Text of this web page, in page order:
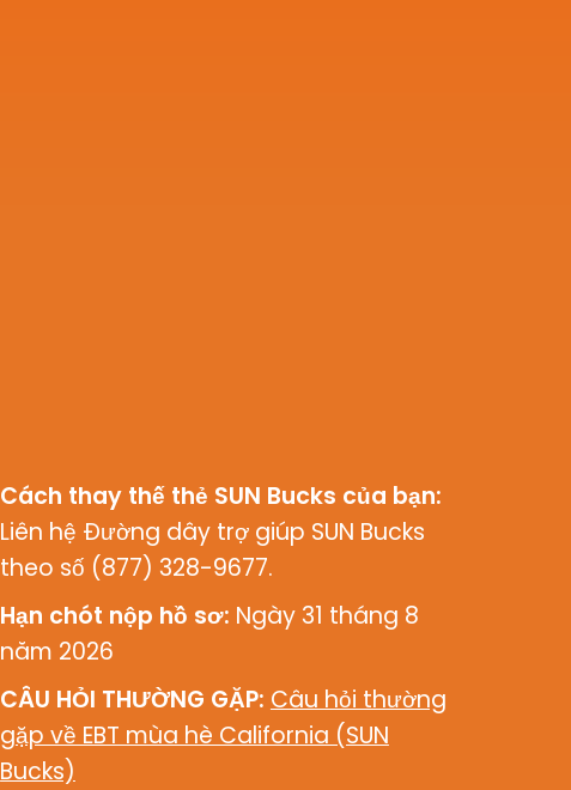
Cách thay thế thẻ SUN Bucks của bạn:
Liên hệ Đường dây trợ giúp SUN Bucks
theo số (877) 328-9677.
Hạn chót nộp hồ sơ: Ngày 31 tháng 8
năm 2026
CÂU HỎI THƯỜNG GẶP: Câu hỏi thường
gặp về EBT mùa hè California (SUN
Bucks)